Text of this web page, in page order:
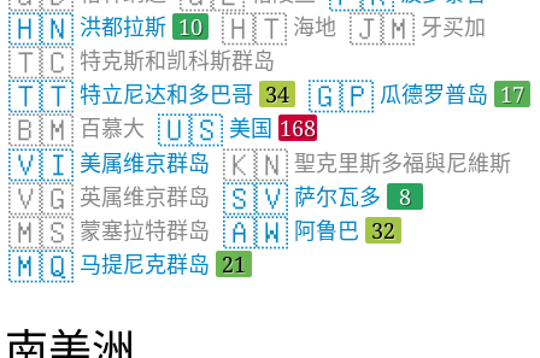
🇭🇳 洪都拉斯 10 🇭🇹 海地 🇯🇲 牙买加
🇹🇨 特克斯和凯科斯群岛
🇹🇹 特立尼达和多巴哥 34 🇬🇵 瓜德罗普岛 17
🇧🇲 百慕大 🇺🇸 美国 168
🇻🇮 美属维京群岛 🇰🇳 聖克里斯多福與尼維斯
🇻🇬 英属维京群岛 🇸🇻 萨尔瓦多 8
🇲🇸 蒙塞拉特群岛 🇦🇼 阿鲁巴 32
🇲🇶 马提尼克群岛 21